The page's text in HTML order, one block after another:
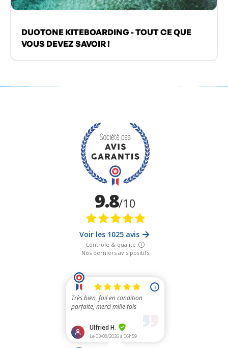
DUOTONE KITEBOARDING - TOUT CE QUE
VOUS DEVEZ SAVOIR !